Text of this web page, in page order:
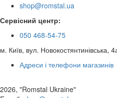
shop@romstal.ua
Сервісний центр:
050 468-54-75
м. Київ, вул. Новокостянтинівська,
Адреси і телефони магазинів
2026, "Romstal Ukraine"